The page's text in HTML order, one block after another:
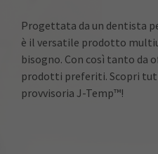
Progettata da un dentista
è il versatile prodotto
bisogno. Con così tanto da
prodotti preferiti. Scopri
provvisoria J-Temp™!